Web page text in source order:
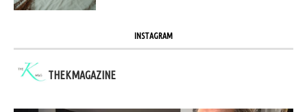
INSTAGRAM
THEKMAGAZINE